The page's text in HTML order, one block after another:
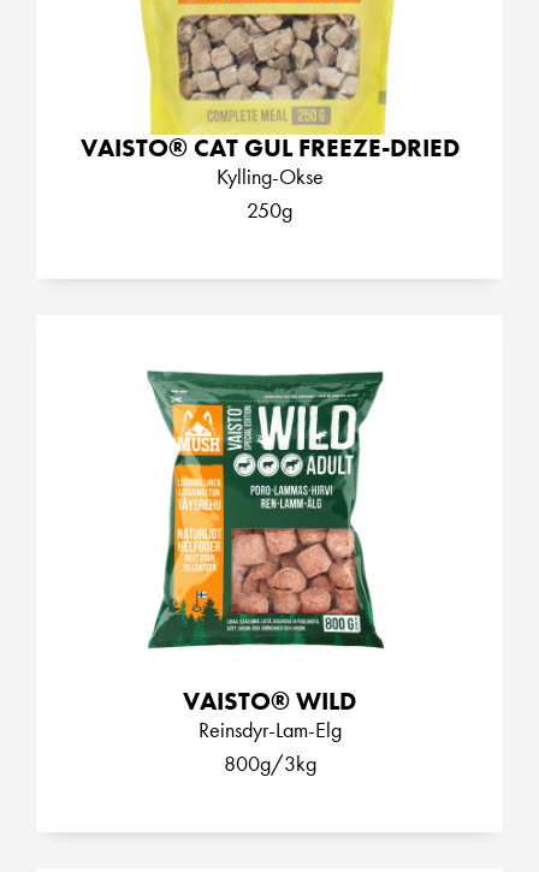
VAISTO® CAT GUL FREEZE-DRIED
Kylling-Okse
250g
VAISTO® WILD
Reinsdyr-Lam-Elg
800g/3kg